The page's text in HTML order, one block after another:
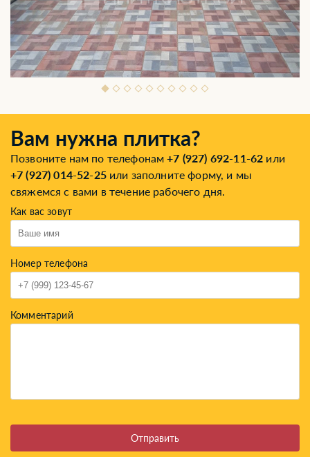
Вам нужна плитка?
Позвоните нам по телефонам+7 (927) 692-11-62 или
+7 (927) 014-52-25или заполните форму, и мы
свяжемся с вами в течение рабочего дня.
Как вас зовут
Номер телефона
Комментарий
Отправить